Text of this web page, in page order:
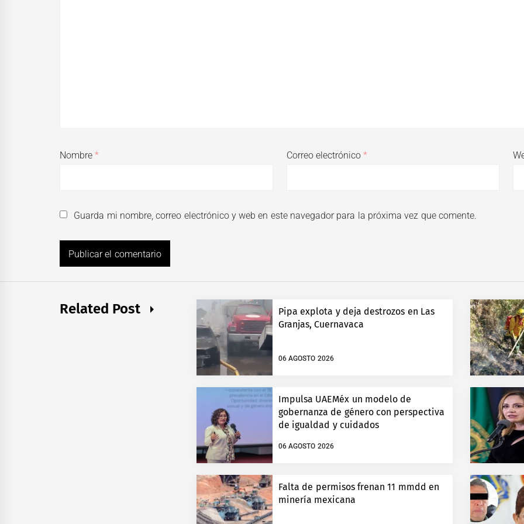
Nombre* Correo electrónico*
Guarda mi nombre, correo electrónico y web en este navegador para la próxima vez que comente.
Related Post
Pipa explota y deja destrozos en Las
Granjas, Cuernavaca
06 AGOSTO 2026
Impulsa UAEMéx un modelo de
gobernanza de género con perspectiva
de igualdad y cuidados
06 AGOSTO 2026
Falta de permisos frenan 11 mmdd en
minería mexicana